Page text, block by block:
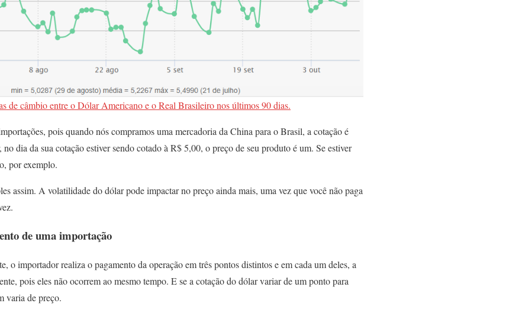
de câmbio entre o Dólar Americano e o Real Brasileiro nos últimos 90 dias.
pois quando nós compramos uma mercadoria da China para o Brasil, a cotação é
dia da sua cotação estiver sendo cotado à R$ 5,00, o preço de seu produto é um. Se estiver
por exemplo.
assim. A volatilidade do dólar pode impactar no preço ainda mais, uma vez que você não paga
de uma importação
o importador realiza o pagamento da operação em três pontos distintos e em cada um deles, a
pois eles não ocorrem ao mesmo tempo. E se a cotação do dólar variar de um ponto para
varia de preço.